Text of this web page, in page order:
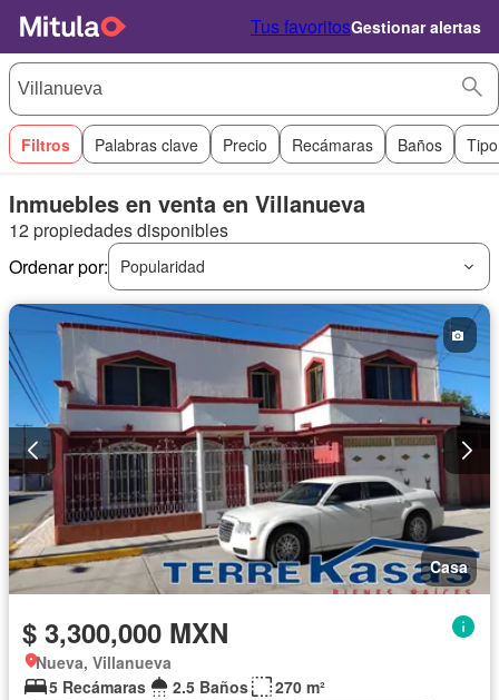
Tus favoritosGestionar alertas
Filtros Palabras clave Precio Recámaras Baños
Inmuebles en venta en Villanueva
12 propiedades disponibles
Ordenar por:
Popularidad
Casa
$ 3,300,000 MXN
Nueva, Villanueva
5 Recámaras
2.5 Baños
270 m²